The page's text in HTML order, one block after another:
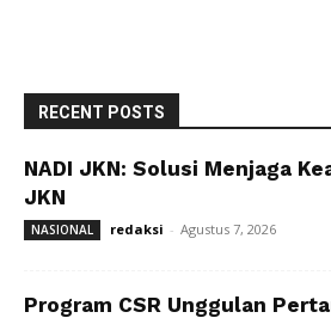
RECENT POSTS
NADI JKN: Solusi Menjaga
JKN
NASIONAL redaksi - Agustus 7, 2026
Program CSR Unggulan